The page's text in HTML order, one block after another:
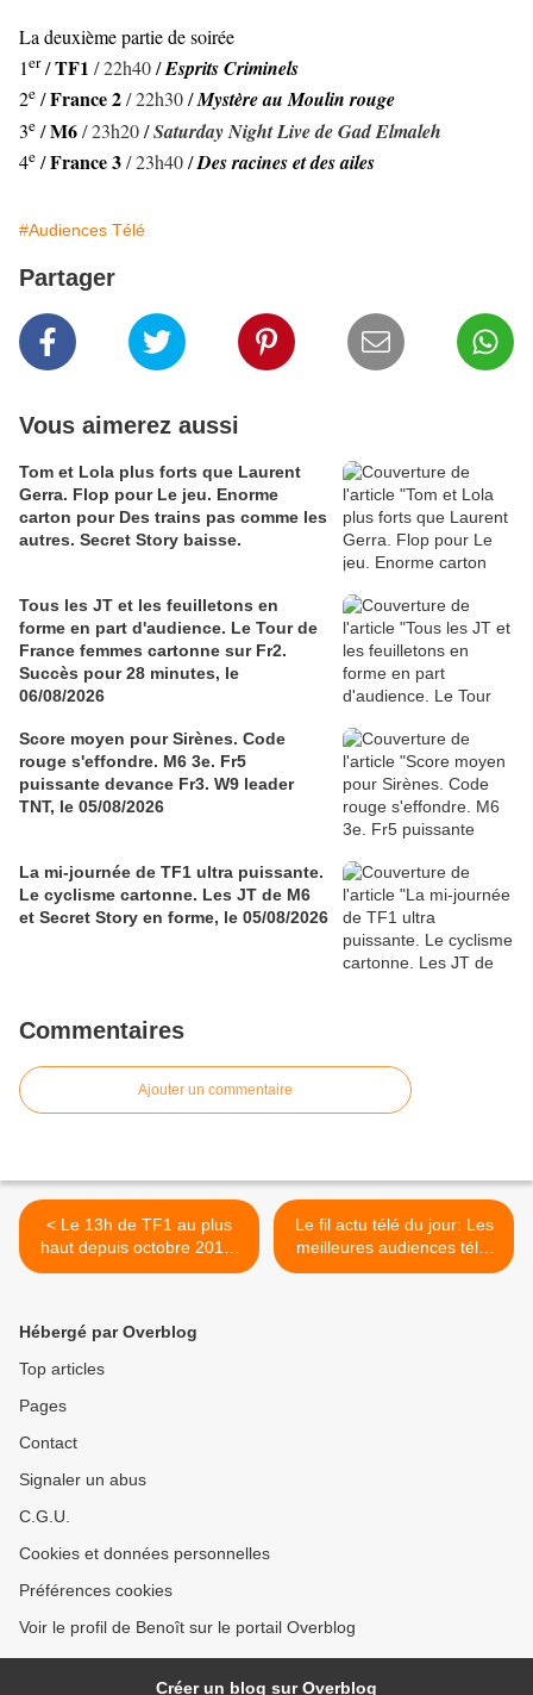
La deuxième partie de soirée
1er/TF1 / 22h40/Esprits Criminels
2e /France 2/ 22h30/Mystère au Moulin rouge
3e /M6/ 23h20/Saturday Night Live de Gad Elmaleh
4e /France 3/ 23h40/Des racines et des ailes
#Audiences Télé
Partager
Vous aimerez aussi
Tom et Lola plus forts que Laurent
Gerra. Flop pour Le jeu. Enorme
carton pour Des trains pas comme les
autres. Secret Story baisse.
Tous les JT et les feuilletons en
forme en part d'audience. Le Tour de
France femmes cartonne sur Fr2.
Succès pour 28 minutes, le
06/08/2026
Score moyen pour Sirènes. Code
rouge s'effondre. M6 3e. Fr5
puissante devance Fr3. W9 leader
TNT, le 05/08/2026
La mi-journée de TF1 ultra puissante.
Le cyclisme cartonne. Les JT de M6
et Secret Story en forme, le 05/08/2026
Commentaires
Ajouter un commentaire
< Le 13h de TF1 au plus
haut depuis octobre 2015.
Nouveau record pour La
Le fil actu télé du jour: Les
meilleures audiences télé,
En 2018 à la télé, SFR,
Hébergé par Overblog
Top articles
Pages
Contact
Signaler un abus
C.G.U.
Cookies et données personnelles
Préférences cookies
Voir le profil de Benoît sur le portail Overblog
Créer un blog sur Overblog